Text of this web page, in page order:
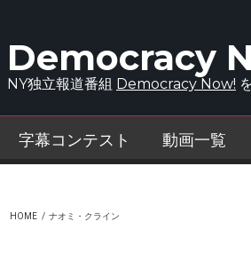
Democracy
NY独立報道番組 Democracy Now!
字幕コンテスト 動画一覧
HOME / ナオミ・クライン